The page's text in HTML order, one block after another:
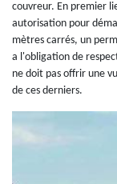
couvreur. En premier
autorisation pour
mètres carrés, un
a l'obligation de
ne doit pas offrir une
de ces derniers.